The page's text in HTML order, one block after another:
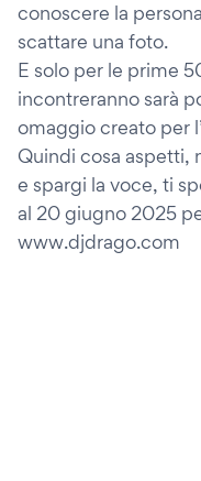
conoscere la
scattare una foto.
E solo per le prime
incontreranno sarà
omaggio creato per
Quindi cosa aspetti,
e spargi la voce, ti
al 20 giugno 2025
www.djdrago.com